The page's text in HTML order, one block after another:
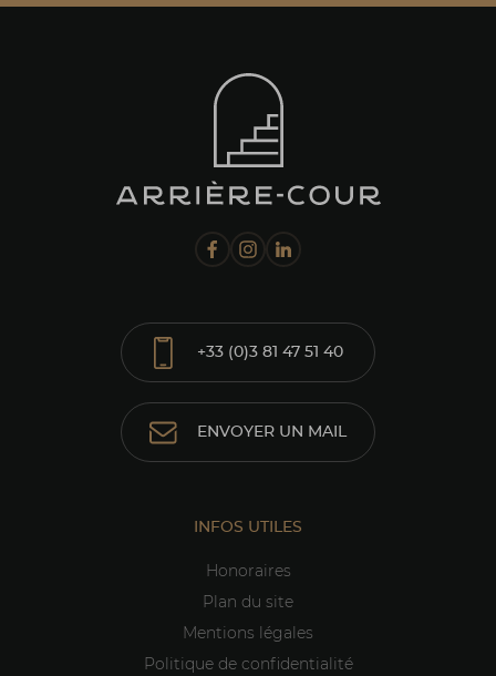
+33 (0)3 81 47 51 40
ENVOYER UN MAIL
INFOS UTILES
Honoraires
Plan du site
Mentions légales
Politique de confidentialité